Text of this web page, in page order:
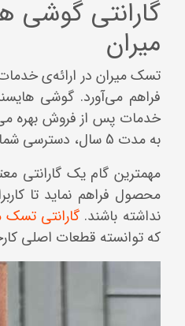
گارانتی
میران
تسک میران در ارائه‌ی
خدمات پس از فروش بهره
به مدت 5 سال، دسترسی شما را به تجهیزات به‌روز و کارشناسان حرفه‌ای، تأمین می‌نماید.
مهمترین گام یک گارانتی
محصول فراهم نماید تا
نداشته باشند. گارانتی تسک
که توانسته قطعات اصلی